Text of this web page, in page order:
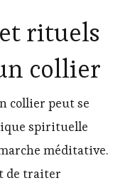
rituels
collier
collier peut se
spirituelle
méditative.
de traiter